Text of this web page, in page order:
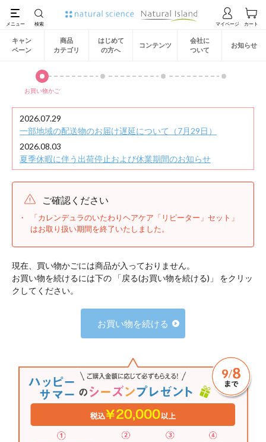
キャン
ペーン
商品
カテゴリ
はじめて
の方へ
コンテンツ
会社に
ついて
お知らせ
お買い物かご
2026.07.29
一部地域の配送物のお届け遅延について（7月29日）
2026.08.03
夏季休暇に伴う出荷停止および休業期間のお知らせ
ご確認ください
「カレンデュラのいたわりヘアケア「リピーター」セット」
はお取り扱い期間を終了いたしました。
現在、買い物かごには商品が入っておりません。
お買い物を続けるには下の 「戻る(お買い物を続ける)」 をクリッ
クしてください。
お買い物を続ける